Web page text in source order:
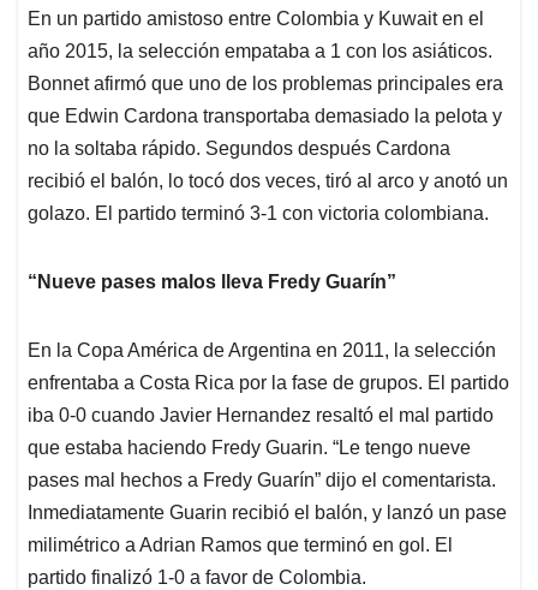
En un partido amistoso entre Colombia y Kuwait en el
año 2015, la selección empataba a 1 con los asiáticos.
Bonnet afirmó que uno de los problemas principales era
que Edwin Cardona transportaba demasiado la pelota y
no la soltaba rápido. Segundos después Cardona
recibió el balón, lo tocó dos veces, tiró al arco y anotó un
golazo. El partido terminó 3-1 con victoria colombiana.
“Nueve pases malos lleva Fredy Guarín”
En la Copa América de Argentina en 2011, la selección
enfrentaba a Costa Rica por la fase de grupos. El partido
iba 0-0 cuando Javier Hernandez resaltó el mal partido
que estaba haciendo Fredy Guarin. “Le tengo nueve
pases mal hechos a Fredy Guarín” dijo el comentarista.
Inmediatamente Guarin recibió el balón, y lanzó un pase
milimétrico a Adrian Ramos que terminó en gol. El
partido finalizó 1-0 a favor de Colombia.